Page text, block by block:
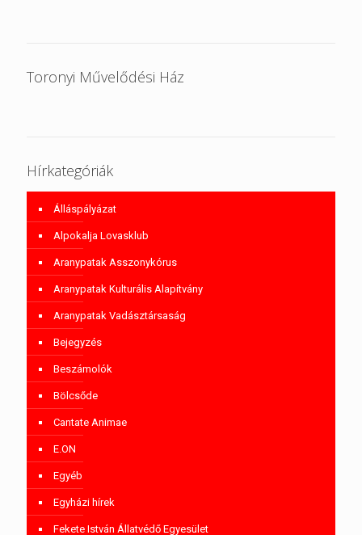
Toronyi Művelődési Ház
Hírkategóriák
Álláspályázat
Alpokalja Lovasklub
Aranypatak Asszonykórus
Aranypatak Kulturális Alapítvány
Aranypatak Vadásztársaság
Bejegyzés
Beszámolók
Bölcsőde
Cantate Animae
E.ON
Egyéb
Egyházi hírek
Fekete István Állatvédő Egyesület